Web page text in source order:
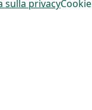
sulla privacyCookie